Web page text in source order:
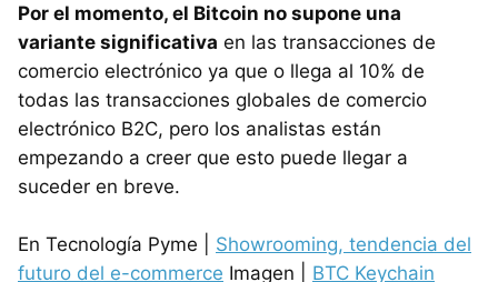
Por el momento, el Bitcoin no supone una
variante significativa en las transacciones de
comercio electrónico ya que o llega al 10% de
todas las transacciones globales de comercio
electrónico B2C, pero los analistas están
empezando a creer que esto puede llegar a
suceder en breve.
En Tecnología Pyme | Showrooming, tendencia del
futuro del e-commerce Imagen | BTC Keychain